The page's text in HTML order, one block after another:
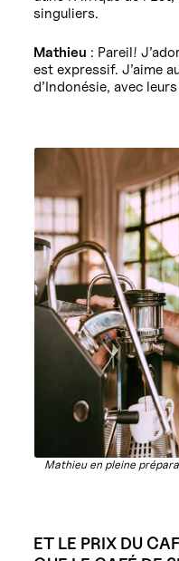
singuliers.
Mathieu : Pareil!
est expressif. J’aime
d’Indonésie, avec
Mathieu en pleine
ET LE PRIX DU